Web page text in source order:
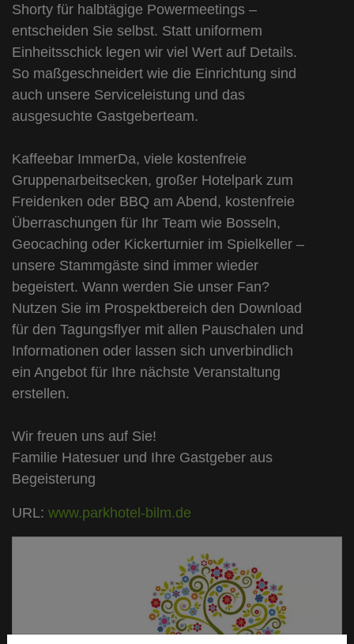
Shorty für halbtägige Powermeetings –
entscheiden Sie selbst. Statt uniformem
Einheitsschick legen wir viel Wert auf Details.
So maßgeschneidert wie die Einrichtung sind
auch unsere Serviceleistung und das
ausgesuchte Gastgeberteam.
Kaffeebar ImmerDa, viele kostenfreie
Gruppenarbeitsecken, großer Hotelpark zum
Freidenken oder BBQ am Abend, kostenfreie
Überraschungen für Ihr Team wie Bosseln,
Geocaching oder Kickerturnier im Spielkeller –
unsere Stammgäste sind immer wieder
begeistert. Wann werden Sie unser Fan?
Nutzen Sie im Prospektbereich den Download
für den Tagungsflyer mit allen Pauschalen und
Informationen oder lassen sich unverbindlich
ein Angebot für Ihre nächste Veranstaltung
erstellen.
Wir freuen uns auf Sie!
Familie Hatesuer und Ihre Gastgeber aus
Begeisterung
URL: www.parkhotel-bilm.de